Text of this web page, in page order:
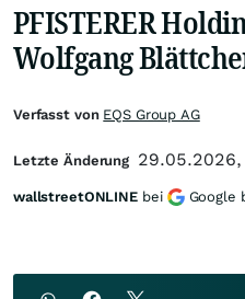
PFISTERER
Wolfgang
Verfasst von EQS Group AG
Letzte Änderung
wallstreetONLINE bei Google